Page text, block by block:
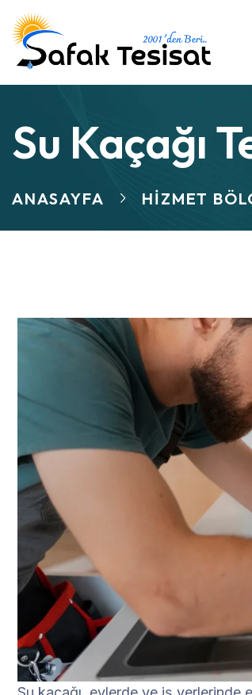
Su Kaçağı
ANASAYFA HIZMET